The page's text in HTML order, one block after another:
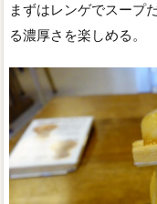
まずはレンゲでスープ
る濃厚さを楽しめる。